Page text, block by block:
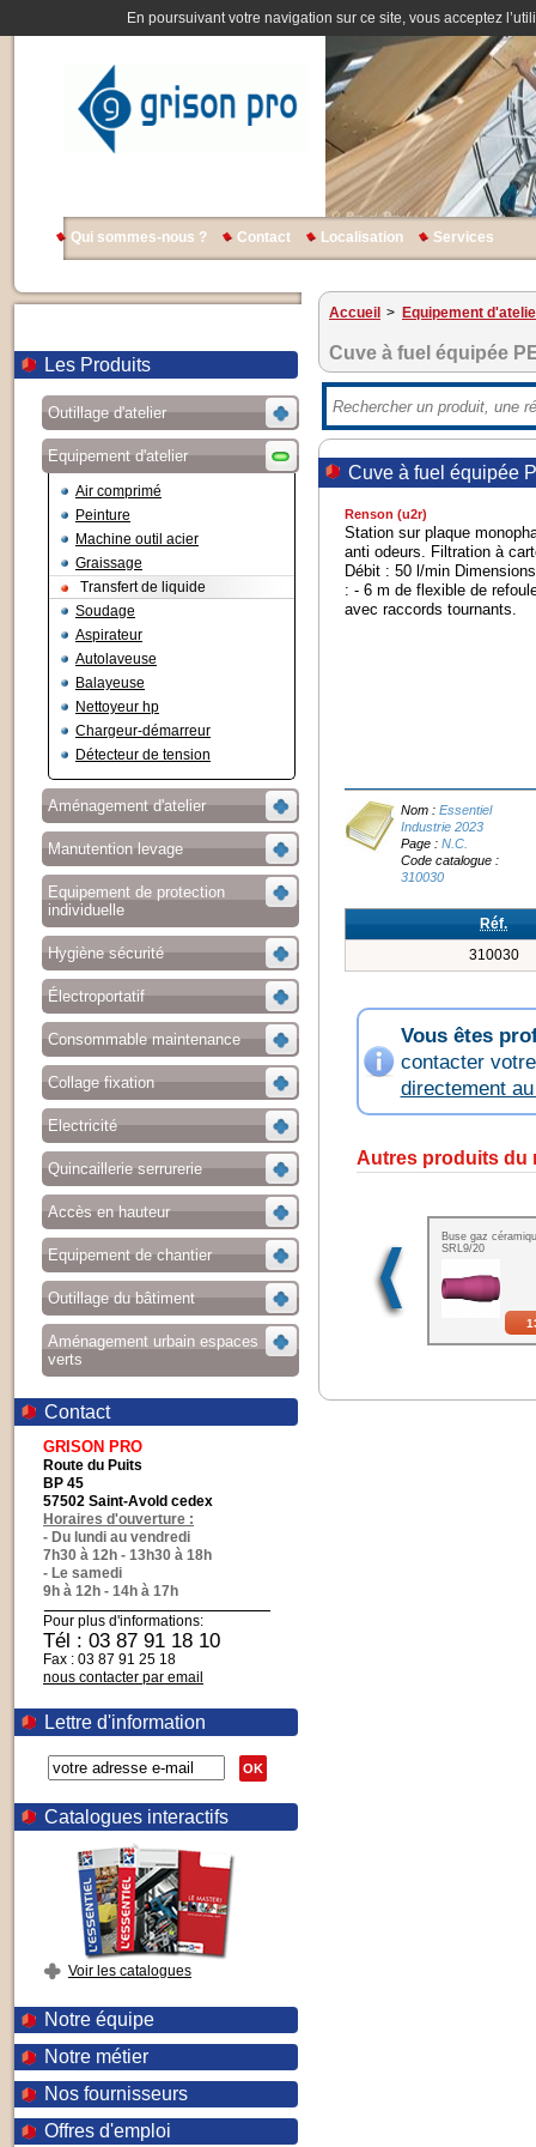
En poursuivant votre navigation sur ce site, vous acceptez
Qui sommes-nous ? Contact Localisation Services
Les Produits
Outillage d'atelier
Equipement d'atelier
Air comprimé
Peinture
Machine outil acier
Graissage
Transfert de liquide
Soudage
Aspirateur
Autolaveuse
Balayeuse
Nettoyeur hp
Chargeur-démarreur
Détecteur de tension
Aménagement d'atelier
Manutention levage
Equipement de protection
individuelle
Hygiène sécurité
Électroportatif
Consommable maintenance
Collage fixation
Electricité
Quincaillerie serrurerie
Accès en hauteur
Equipement de chantier
Outillage du bâtiment
Aménagement urbain espaces
verts
Contact
GRISON PRO
Route du Puits
BP 45
57502 Saint-Avold cedex
Horaires d'ouverture :
- Du lundi au vendredi
7h30 à 12h - 13h30 à 18h
- Le samedi
9h à 12h - 14h à 17h
Pour plus d'informations:
Tél : 03 87 91 18 10
Fax : 03 87 91 25 18
nous contacter par email
Lettre d'information
OK
Catalogues interactifs
Voir les catalogues
Notre équipe
Notre métier
Nos fournisseurs
Offres d'emploi
Accueil > Equipement
Cuve à fuel équipée
Cuve à fuel équipée
Renson (u2r)
Station sur plaque
anti odeurs. Filtration à
Débit : 50 l/min
: - 6 m de flexible de
avec raccords tournants.
Nom :Essentiel
Industrie 2023
Page :N.C.
Code catalogue :
310030
Réf.
310030
Vous êtes
contacter
directement
Autres produits du
Buse gaz
SRL9/20